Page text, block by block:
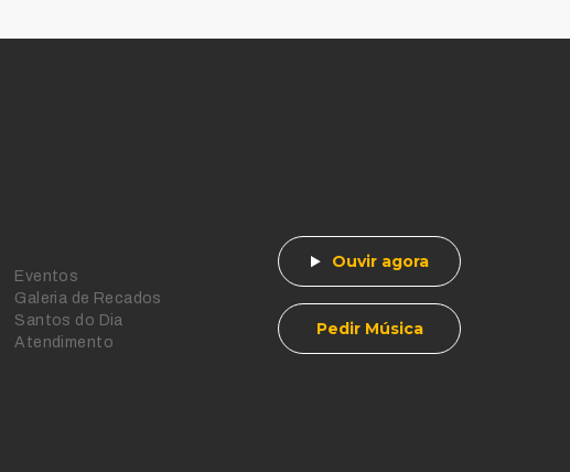
Eventos
Galeria de Recados
Santos do Dia
Atendimento
Ouvir agora
Pedir Música